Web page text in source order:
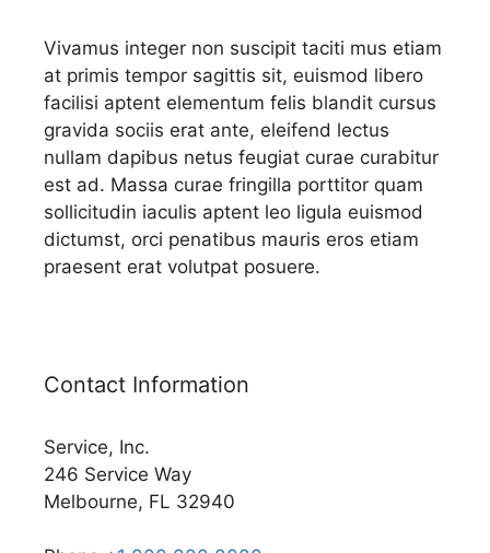
Vivamus integer non suscipit taciti mus etiam
at primis tempor sagittis sit, euismod libero
facilisi aptent elementum felis blandit cursus
gravida sociis erat ante, eleifend lectus
nullam dapibus netus feugiat curae curabitur
est ad. Massa curae fringilla porttitor quam
sollicitudin iaculis aptent leo ligula euismod
dictumst, orci penatibus mauris eros etiam
praesent erat volutpat posuere.
Contact Information
Service, Inc.
246 Service Way
Melbourne, FL 32940